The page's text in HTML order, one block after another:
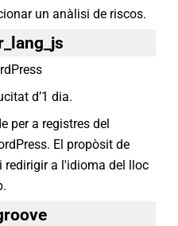
un anàlisi de riscos.
d’1 dia.
per a registres del
El propòsit de
redirigir a l'idioma del lloc